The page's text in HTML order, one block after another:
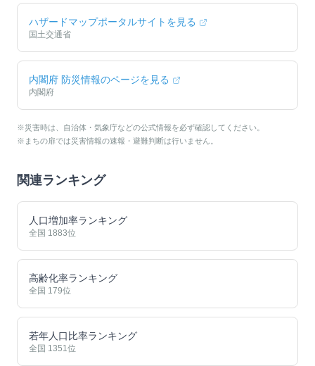
ハザードマップポータルサイトを見る
国土交通省
内閣府 防災情報のページを見る
内閣府
※災害時は、自治体・気象庁などの公式情報を必ず確認してください。
※まちの扉では災害情報の速報・避難判断は行いません。
関連ランキング
人口増加率ランキング
全国 1883位
高齢化率ランキング
全国 179位
若年人口比率ランキング
全国 1351位